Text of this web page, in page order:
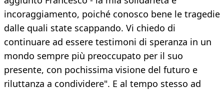
incoraggiamento, poiché conosco bene le tragedie
dalle quali state scappando. Vi chiedo di
continuare ad essere testimoni di speranza in un
mondo sempre più preoccupato per il suo
presente, con pochissima visione del futuro e
riluttanza a condividere". E al tempo stesso ad